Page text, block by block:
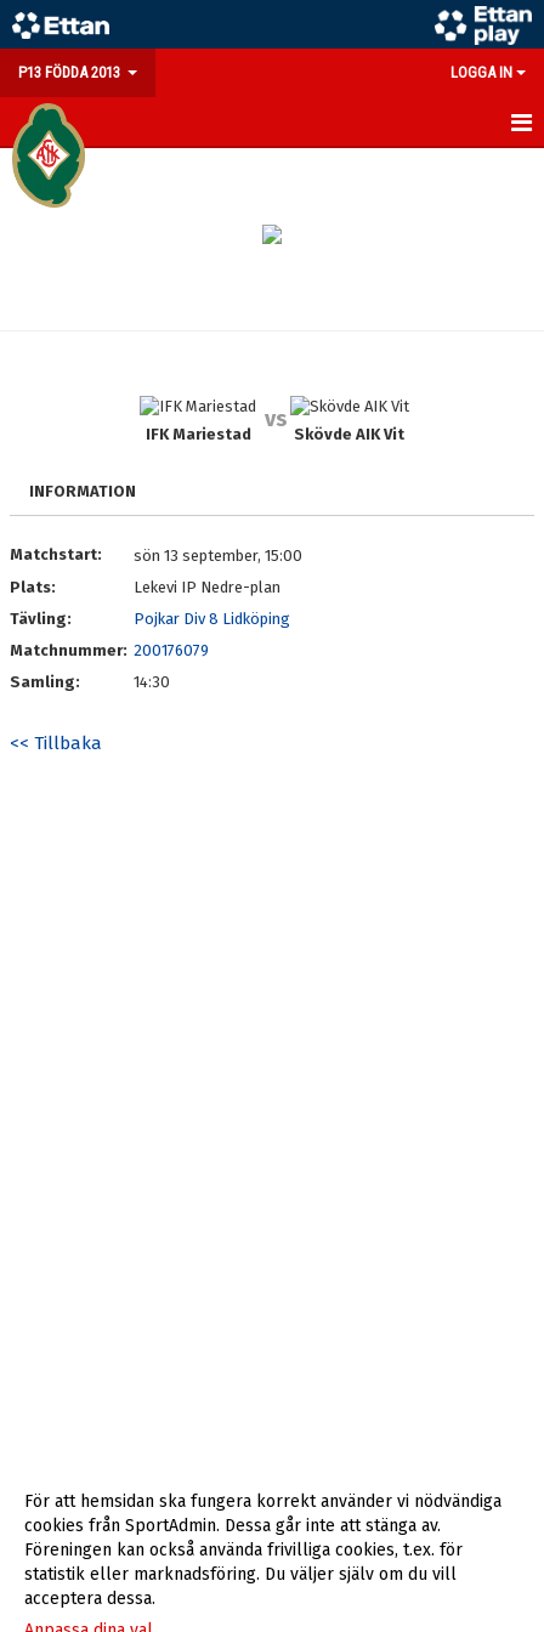
P13 FÖDDA 2013 LOGGA IN
HEM
DOKUMENT
IFK Mariestad
vs
Skövde AIK Vit
INFORMATION
Matchstart:
sön 13 september, 15:00
Plats:
Lekevi IP Nedre-plan
Tävling:
Pojkar Div 8 Lidköping
Matchnummer: 200176079
Samling:
14:30
<< Tillbaka
För att hemsidan ska fungera korrekt använder vi nödvändiga
cookies från SportAdmin. Dessa går inte att stänga av.
Föreningen kan också använda frivilliga cookies, t.ex. för
statistik eller marknadsföring. Du väljer själv om du vill
acceptera dessa.